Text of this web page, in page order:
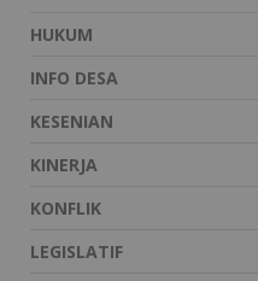
HUKUM
INFO DESA
KESENIAN
KINERJA
KONFLIK
LEGISLATIF